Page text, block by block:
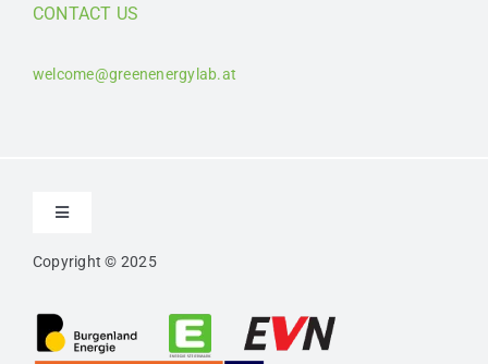
CONTACT US
welcome@greenenergylab.at
Toggle
Kontakt
Impressum
Copyright © 2025